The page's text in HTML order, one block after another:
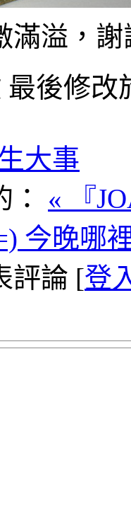
滿溢，
最後修改
大事
« 『
今晚哪
評論 [登